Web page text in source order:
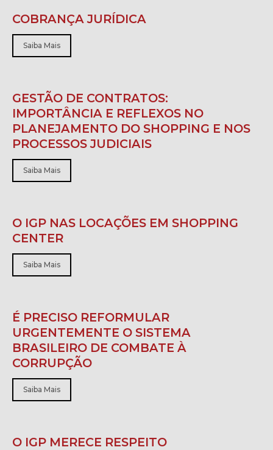
COBRANÇA JURÍDICA
Saiba Mais
GESTÃO DE CONTRATOS:
IMPORTÂNCIA E REFLEXOS NO
PLANEJAMENTO DO SHOPPING E NOS
PROCESSOS JUDICIAIS
Saiba Mais
O IGP NAS LOCAÇÕES EM SHOPPING
CENTER
Saiba Mais
É PRECISO REFORMULAR
URGENTEMENTE O SISTEMA
BRASILEIRO DE COMBATE À
CORRUPÇÃO
Saiba Mais
O IGP MERECE RESPEITO